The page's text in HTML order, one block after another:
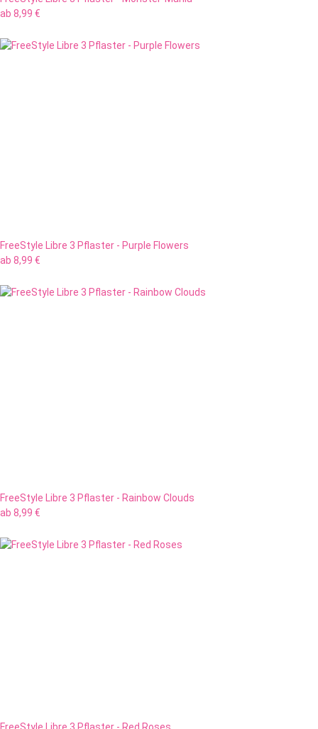
ab 8,99 €
FreeStyle Libre 3 Pflaster - Purple Flowers
ab 8,99 €
FreeStyle Libre 3 Pflaster - Rainbow Clouds
ab 8,99 €
FreeStyle Libre 3 Pflaster - Red Roses